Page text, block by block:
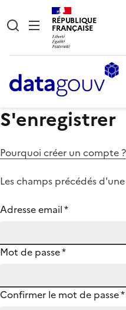
RÉPUBLIQUE
FRANÇAISE
S'enregistrer
Pourquoi créer un compte ?
Les champs précédés
Adresse email*
Mot de passe*
Confirmer le mot de passe*